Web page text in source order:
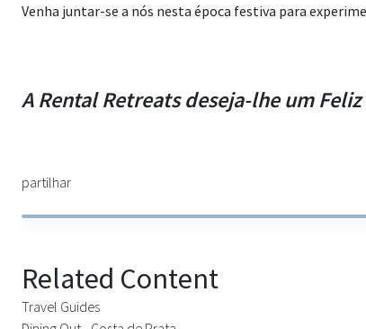
Venha juntar-se a nós nesta época festiva para
A Rental Retreats deseja-lhe um
partilhar
Related Content
Travel Guides